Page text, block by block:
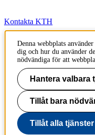
Kontakta KTH
Jobba på KTH
Press och media
Faktura och betalning KTH
Om KTH:s webbplatser
Tillgänglighetsredogörelse
Denna webbplats
dig och hur du använder
nödvändiga för att
Hantera valbara
Tillåt bara
Tillåt alla tjänster